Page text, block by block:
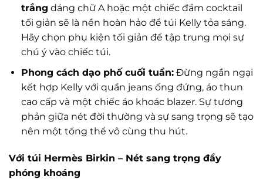
trắng dáng chữ A hoặc một chiếc đầm cocktail
tối giản sẽ là nền hoàn hảo để túi Kelly tỏa sáng.
Hãy chọn phụ kiện tối giản để tập trung mọi sự
chú ý vào chiếc túi.
Phong cách dạo phố cuối tuần:Đừng ngần ngại
kết hợp Kelly với quần jeans ống đứng, áo thun
cao cấp và một chiếc áo khoác blazer. Sự tương
phản giữa nét đời thường và sự sang trọng sẽ tạo
nên một tổng thể vô cùng thu hút.
Với túi Hermès Birkin – Nét sang trọng đầy
phóng khoáng